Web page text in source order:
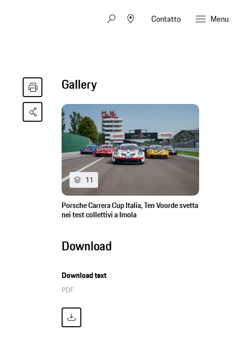
Contatto Menu
Gallery
11
Porsche Carrera Cup Italia, Ten Voorde svetta
nei test collettivi a Imola
Download
Download text
PDF